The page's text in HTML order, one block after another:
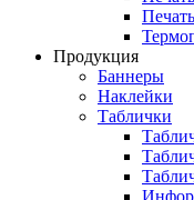
Продукция
Баннеры
Наклейки
Таблички